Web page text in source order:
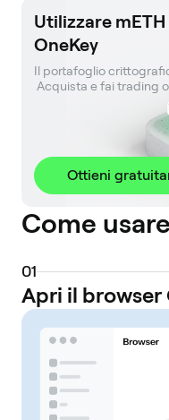
Utilizzare
OneKey
Il portafoglio
Acquista e fai trading
Ottieni
Come
01
Apri il browser